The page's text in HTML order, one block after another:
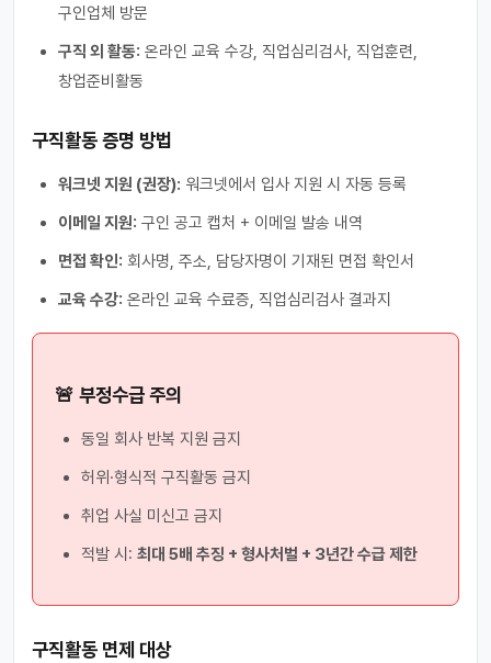
구인업체 방문
구직 외 활동: 온라인 교육 수강, 직업심리검사, 직업훈련,
창업준비활동
구직활동 증명 방법
워크넷 지원 (권장): 워크넷에서 입사 지원 시 자동 등록
이메일 지원: 구인 공고 캡처 + 이메일 발송 내역
면접 확인: 회사명, 주소, 담당자명이 기재된 면접 확인서
교육 수강: 온라인 교육 수료증, 직업심리검사 결과지
🚨 부정수급 주의
동일 회사 반복 지원 금지
허위·형식적 구직활동 금지
취업 사실 미신고 금지
적발 시: 최대 5배 추징 + 형사처벌 + 3년간 수급 제한
구직활동 면제 대상